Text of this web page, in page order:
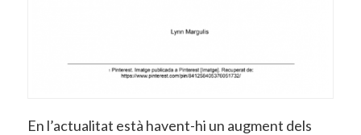
En l’actualitat està havent-hi un augment dels